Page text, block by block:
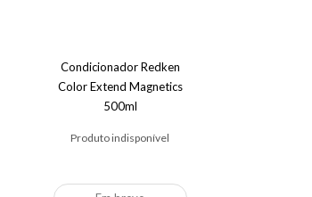
Condicionador Redken
Color Extend Magnetics
500ml
Produto indisponível